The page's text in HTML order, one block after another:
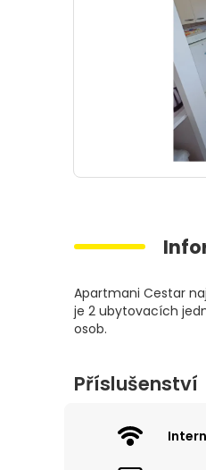
Apartmani Cestar
je 2 ubytovacích
osob.
Příslušenství